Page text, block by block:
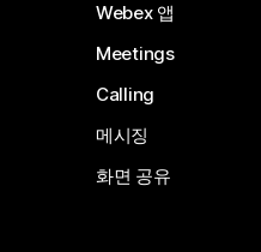
Webex 앱
Meetings
Calling
메시징
화면 공유